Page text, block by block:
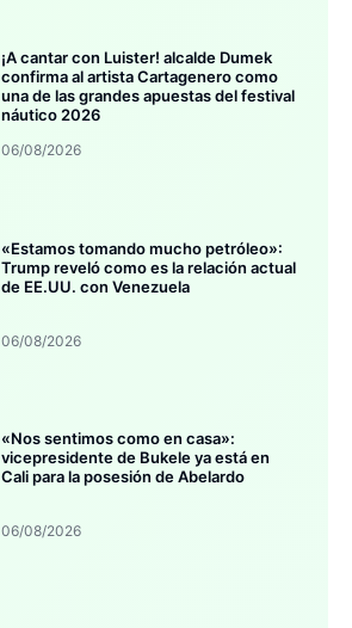
¡A cantar con Luister! alcalde Dumek
confirma al artista Cartagenero como
una de las grandes apuestas del festival
náutico 2026
06/08/2026
«Estamos tomando mucho petróleo»:
Trump reveló como es la relación actual
de EE.UU. con Venezuela
06/08/2026
«Nos sentimos como en casa»:
vicepresidente de Bukele ya está en
Cali para la posesión de Abelardo
06/08/2026